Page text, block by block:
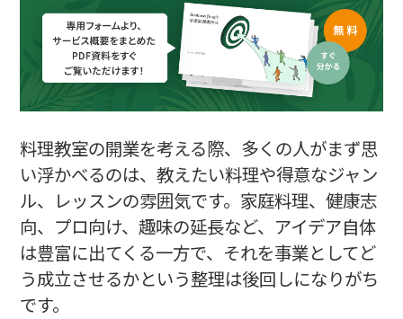
まとめ
料理教室の開業を考える際、多くの人がまず思
い浮かべるのは、教えたい料理や得意なジャン
ル、レッスンの雰囲気です。家庭料理、健康志
向、プロ向け、趣味の延長など、アイデア自体
は豊富に出てくる一方で、それを事業としてど
う成立させるかという整理は後回しになりがち
です。